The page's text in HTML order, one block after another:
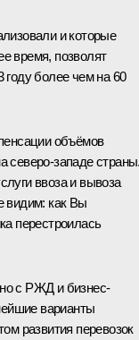
и которые
время, позволят
году более чем на 60
объёмов
северо-западе
ввоза и вывоза
видим: как Вы
перестроилась
с РЖД и бизнес-
варианты
развития перевозок